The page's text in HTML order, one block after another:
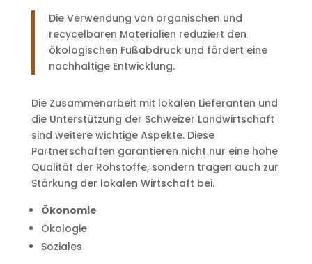
Die Verwendung von organischen und
recycelbaren Materialien reduziert den
ökologischen Fußabdruck und fördert eine
nachhaltige Entwicklung.
Die Zusammenarbeit mit lokalen Lieferanten und
die Unterstützung der Schweizer Landwirtschaft
sind weitere wichtige Aspekte. Diese
Partnerschaften garantieren nicht nur eine hohe
Qualität der Rohstoffe, sondern tragen auch zur
Stärkung der lokalen Wirtschaft bei.
Ökonomie
Ökologie
Soziales